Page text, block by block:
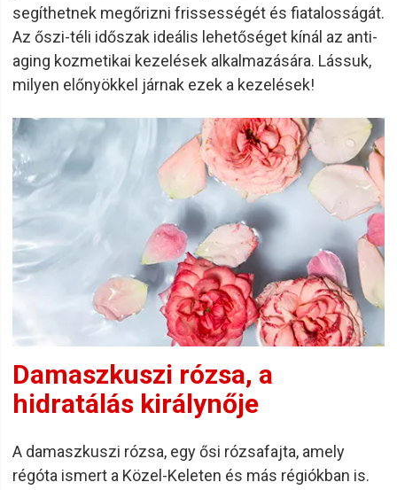
segíthetnek megőrizni frissességét és fiatalosságát.
Az őszi-téli időszak ideális lehetőséget kínál az anti-
aging kozmetikai kezelések alkalmazására. Lássuk,
milyen előnyökkel járnak ezek a kezelések!
Damaszkuszi rózsa, a
hidratálás királynője
A damaszkuszi rózsa, egy ősi rózsafajta, amely
régóta ismert a Közel-Keleten és más régiókban is.